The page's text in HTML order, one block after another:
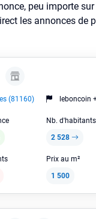
peu importe
les annonces de
(81160) leboncoin
Nb. d'habitants
2 528
Prix au m²
1 500